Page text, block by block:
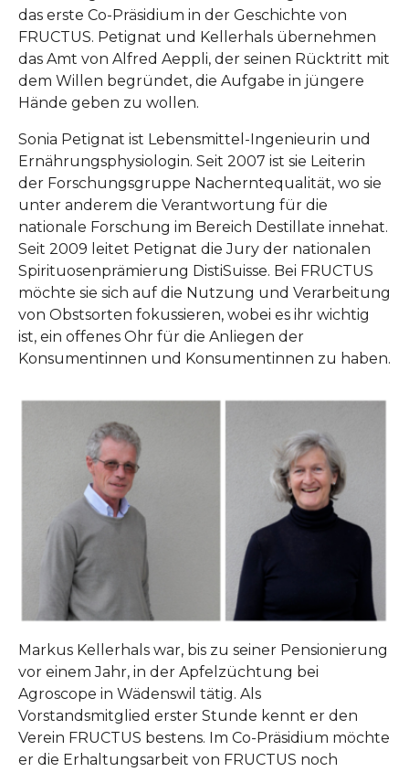
das erste Co-Präsidium in der Geschichte von
FRUCTUS. Petignat und Kellerhals übernehmen
das Amt von Alfred Aeppli, der seinen Rücktritt mit
dem Willen begründet, die Aufgabe in jüngere
Hände geben zu wollen.
Sonia Petignat ist Lebensmittel-Ingenieurin und
Ernährungsphysiologin. Seit 2007 ist sie Leiterin
der Forschungsgruppe Nacherntequalität, wo sie
unter anderem die Verantwortung für die
nationale Forschung im Bereich Destillate innehat.
Seit 2009 leitet Petignat die Jury der nationalen
Spirituosenprämierung DistiSuisse. Bei FRUCTUS
möchte sie sich auf die Nutzung und Verarbeitung
von Obstsorten fokussieren, wobei es ihr wichtig
ist, ein offenes Ohr für die Anliegen der
Konsumentinnen und Konsumentinnen zu haben.
Markus Kellerhals war, bis zu seiner Pensionierung
vor einem Jahr, in der Apfelzüchtung bei
Agroscope in Wädenswil tätig. Als
Vorstandsmitglied erster Stunde kennt er den
Verein FRUCTUS bestens. Im Co-Präsidium möchte
er die Erhaltungsarbeit von FRUCTUS noch